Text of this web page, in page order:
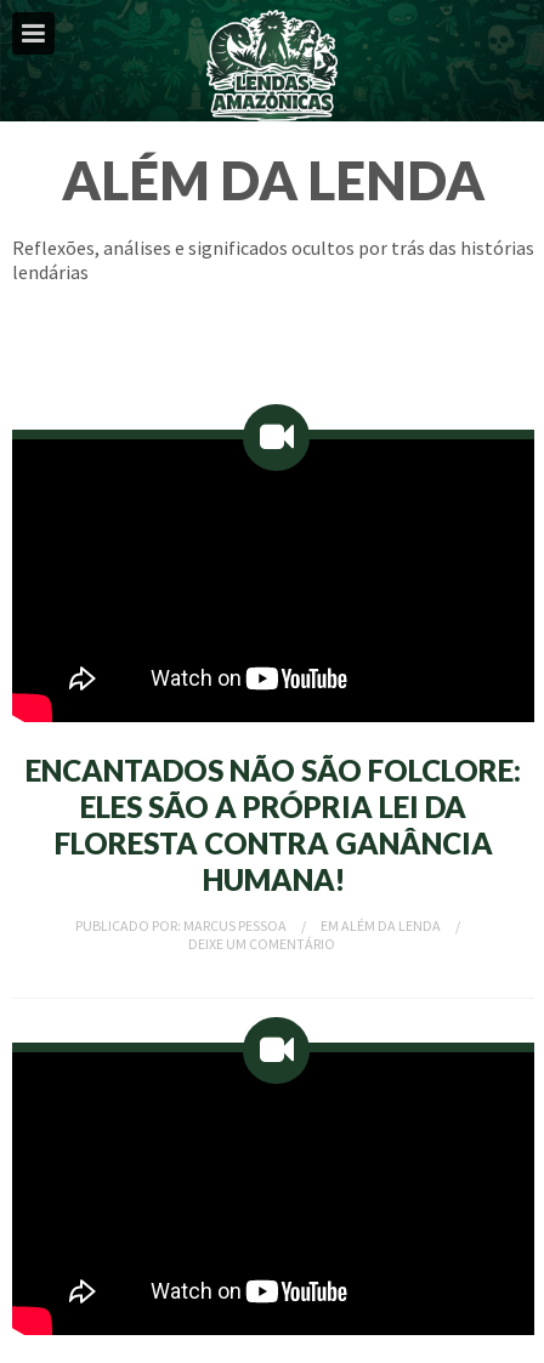
ALÉM DA LENDA
Reflexões, análises e significados ocultos por trás das histórias
lendárias
ENCANTADOS NÃO SÃO FOLCLORE:
ELES SÃO A PRÓPRIA LEI DA
FLORESTA CONTRA GANÂNCIA
HUMANA!
PUBLICADO POR: MARCUS PESSOA EM ALÉM DA LENDA
DEIXE UM COMENTÁRIO